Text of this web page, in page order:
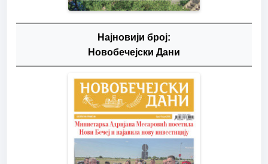
Најновији број:
Новобечејски Дани